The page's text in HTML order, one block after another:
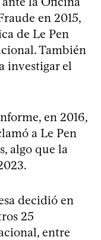
en 2015,
de Le Pen
También
investigar el
en 2016,
a Le Pen
algo que la
decidió en
25
entre